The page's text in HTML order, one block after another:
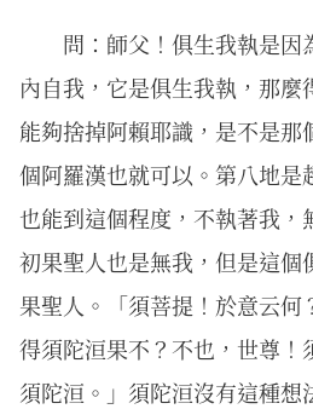
問：師父！俱生我執是
內自我，它是俱生我執，那麼
能夠捨掉阿賴耶識，是不是
個阿羅漢也就可以。第八地是
也能到這個程度，不執著我，
初果聖人也是無我，但是這個
果聖人。「須菩提！於意云何
得須陀洹果不？不也，世尊！
須陀洹。」須陀洹沒有這種想